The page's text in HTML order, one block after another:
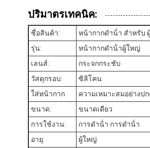
ปริมาตรเทคนิค:
ชื่อสินค้า:
หน้ากากดําน้ํา สําหรับ
รุ่น:
หน้ากากดําน้ําผู้ใหญ่
เลนส์:
กระจกกระชับ
วัสดุกรอบ:
ซิลิโคน
ใส่หน้ากาก
ความเหมาะสมอย่างป
ขนาด:
ขนาดเดียว
การใช้งาน:
การดําน้ํา การดําน้ํา
อายุ:
ผู้ใหญ่